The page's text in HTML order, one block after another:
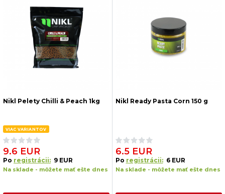
Nikl Pelety Chilli & Peach 1kg
VIAC VARIANTOV
9.6 EUR
Po registrácii: 9 EUR
Na sklade - môžete mať ešte dnes
Nikl Ready Pasta Corn 150 g
6.5 EUR
Po registrácii: 6 EUR
Na sklade - môžete mať ešte dnes